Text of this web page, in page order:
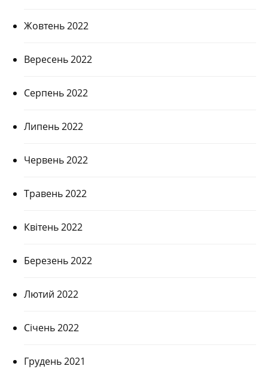
Жовтень 2022
Вересень 2022
Серпень 2022
Липень 2022
Червень 2022
Травень 2022
Квітень 2022
Березень 2022
Лютий 2022
Січень 2022
Грудень 2021